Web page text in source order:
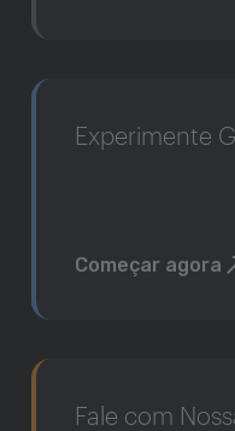
Experimente
Começar agora
Fale com